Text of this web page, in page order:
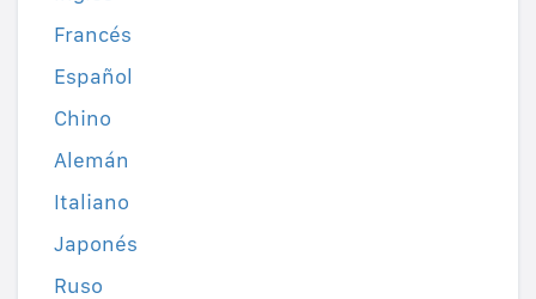
Francés
Español
Chino
Alemán
Italiano
Japonés
Ruso